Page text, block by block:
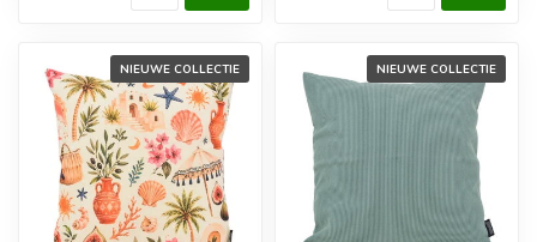
NIEUWE COLLECTIE NIEUWE COLLECTIE